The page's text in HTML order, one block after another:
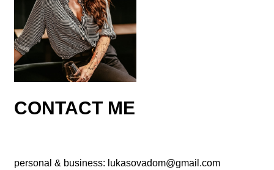
CONTACT ME
personal & business: lukasovadom@gmail.com